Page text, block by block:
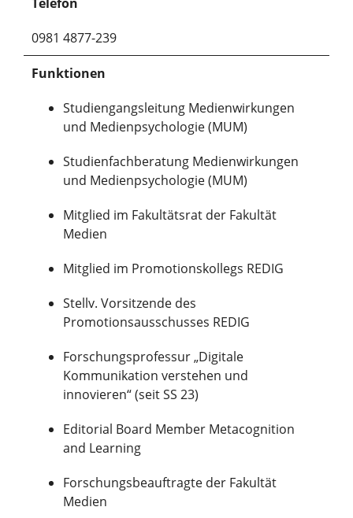
0981 4877-239
Funktionen
Studiengangsleitung Medienwirkungen
und Medienpsychologie (MUM)
Studienfachberatung Medienwirkungen
und Medienpsychologie (MUM)
Mitglied im Fakultätsrat der Fakultät
Medien
Mitglied im Promotionskollegs REDIG
Stellv. Vorsitzende des
Promotionsausschusses REDIG
Forschungsprofessur „Digitale
Kommunikation verstehen und
innovieren“ (seit SS 23)
Editorial Board Member Metacognition
and Learning
Forschungsbeauftragte der Fakultät
Medien